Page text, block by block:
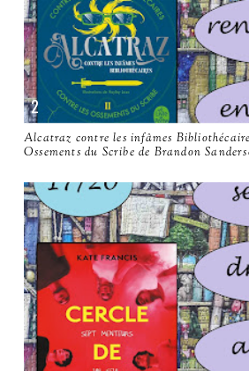
Alcatraz contre les infâmes
Ossements du Scribe de Brandon